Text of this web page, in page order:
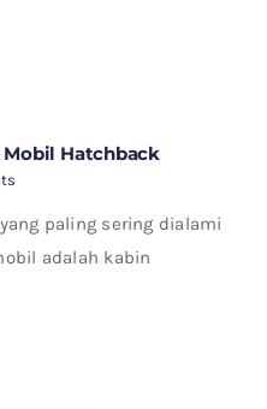
Mobil Hatchback
paling sering dialami
adalah kabin